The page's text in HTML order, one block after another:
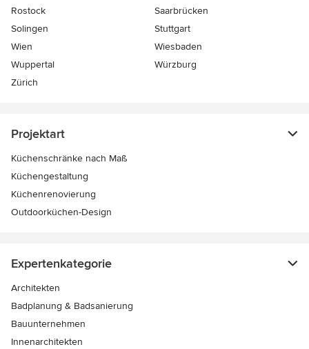
Rostock
Saarbrücken
Solingen
Stuttgart
Wien
Wiesbaden
Wuppertal
Würzburg
Zürich
Projektart
Küchenschränke nach Maß
Küchengestaltung
Küchenrenovierung
Outdoorküchen-Design
Expertenkategorie
Architekten
Badplanung & Badsanierung
Bauunternehmen
Innenarchitekten